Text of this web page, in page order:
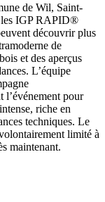
de Wil, Saint-
les IGP RAPID®
découvrir plus
de
et des aperçus
L’équipe
l’événement pour
riche en
techniques. Le
limité à
maintenant.